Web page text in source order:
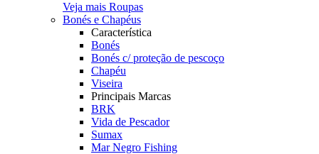
Veja mais Roupas
Bonés e Chapéus
Característica
Bonés
Bonés c/ proteção de pescoço
Chapéu
Viseira
Principais Marcas
BRK
Vida de Pescador
Sumax
Mar Negro Fishing